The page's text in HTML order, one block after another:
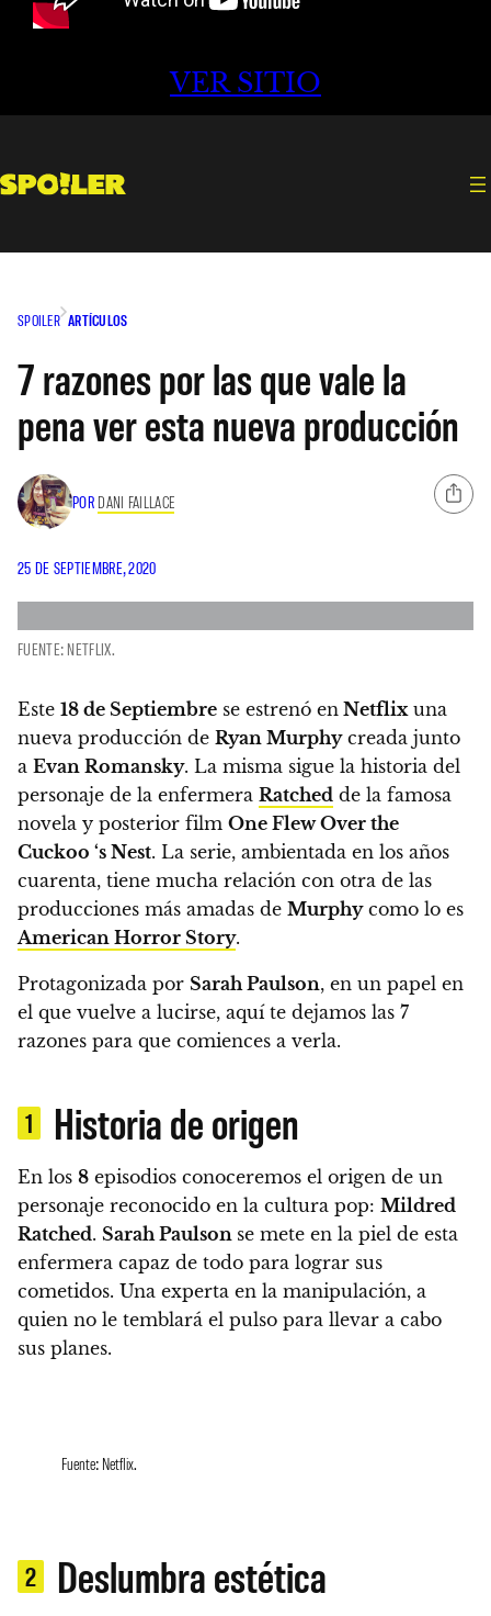
VER SITIO
SPOILER ARTÍCULOS
7 razones por las que vale la
pena ver esta nueva producción
POR DANI FAILLACE
25 DE SEPTIEMBRE, 2020
FUENTE: NETFLIX.
Este 18 de Septiembre se estrenó en Netflix una
nueva producción de Ryan Murphycreada junto
a Evan Romansky. La misma sigue la historia del
personaje de la enfermera Ratched de la famosa
novela y posterior film One Flew Over the
Cuckoo ‘s Nest. La serie, ambientada en los años
cuarenta, tiene mucha relación con otra de las
producciones más amadas de Murphycomo lo es
American Horror Story.
Protagonizada por Sarah Paulson, en un papel en
el que vuelve a lucirse, aquí te dejamos las 7
razones para que comiences a verla.
1 Historia de origen
En los 8 episodios conoceremos el origen de un
personaje reconocido en la cultura pop: Mildred
Ratched. Sarah Paulson se mete en la piel de esta
enfermera capaz de todo para lograr sus
cometidos. Una experta en la manipulación, a
quien no le temblará el pulso para llevar a cabo
sus planes.
Fuente: Netflix.
2 Deslumbra estética